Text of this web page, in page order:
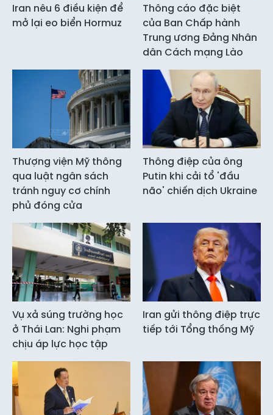
Iran nêu 6 điều kiện để
mở lại eo biển Hormuz
Thông cáo đặc biệt
của Ban Chấp hành
Trung ương Đảng Nhân
dân Cách mạng Lào
Thượng viện Mỹ thông
qua luật ngân sách
tránh nguy cơ chính
phủ đóng cửa
Thông điệp của ông
Putin khi cải tổ 'đầu
não' chiến dịch Ukraine
Vụ xả súng trường học
ở Thái Lan: Nghi phạm
chịu áp lực học tập
Iran gửi thông điệp trực
tiếp tới Tổng thống Mỹ